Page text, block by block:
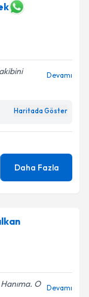
Devamı
Haritada Göster
Daha Fazla
O
Devamı